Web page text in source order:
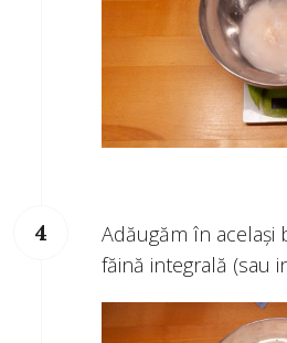
Adăugăm în același
făină integrală (sau